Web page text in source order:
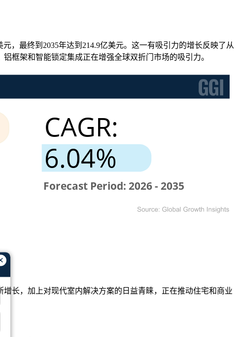
，最终到2035年达到214.9亿美元。这一有吸引力的增长反映了从
框架和智能锁定集成正在增强全球双折门市场的吸引力。
长，加上对现代室内解决方案的日益青睐，正在推动住宅和商业